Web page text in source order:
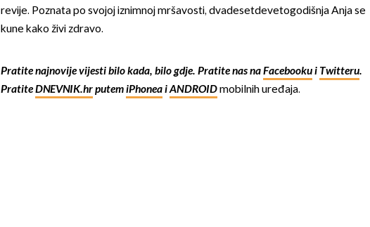
revije. Poznata po svojoj iznimnoj mršavosti, dvadesetdevetogodišnja Anja se
kune kako živi zdravo.
Pratite najnovije vijesti bilo kada, bilo gdje. Pratite nas naFacebookui Twitteru.
PratiteDNEVNIK.hrputemiPhoneaiANDROIDmobilnih uređaja.
OMOGUĆI OBAVIJESTI